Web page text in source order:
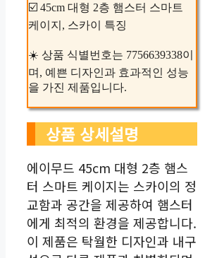
☑️ 45cm 대형 2층 햄스터 스마트
케이지, 스카이 특징
☀️ 상품 식별번호는 7756639338이
며, 예쁜 디자인과 효과적인 성능
을 가진 제품입니다.
상품 상세설명
에이무드 45cm 대형 2층 햄스
터 스마트 케이지는 스카이의 정
교함과 공간을 제공하여 햄스터
에게 최적의 환경을 제공합니다.
이 제품은 탁월한 디자인과 내구